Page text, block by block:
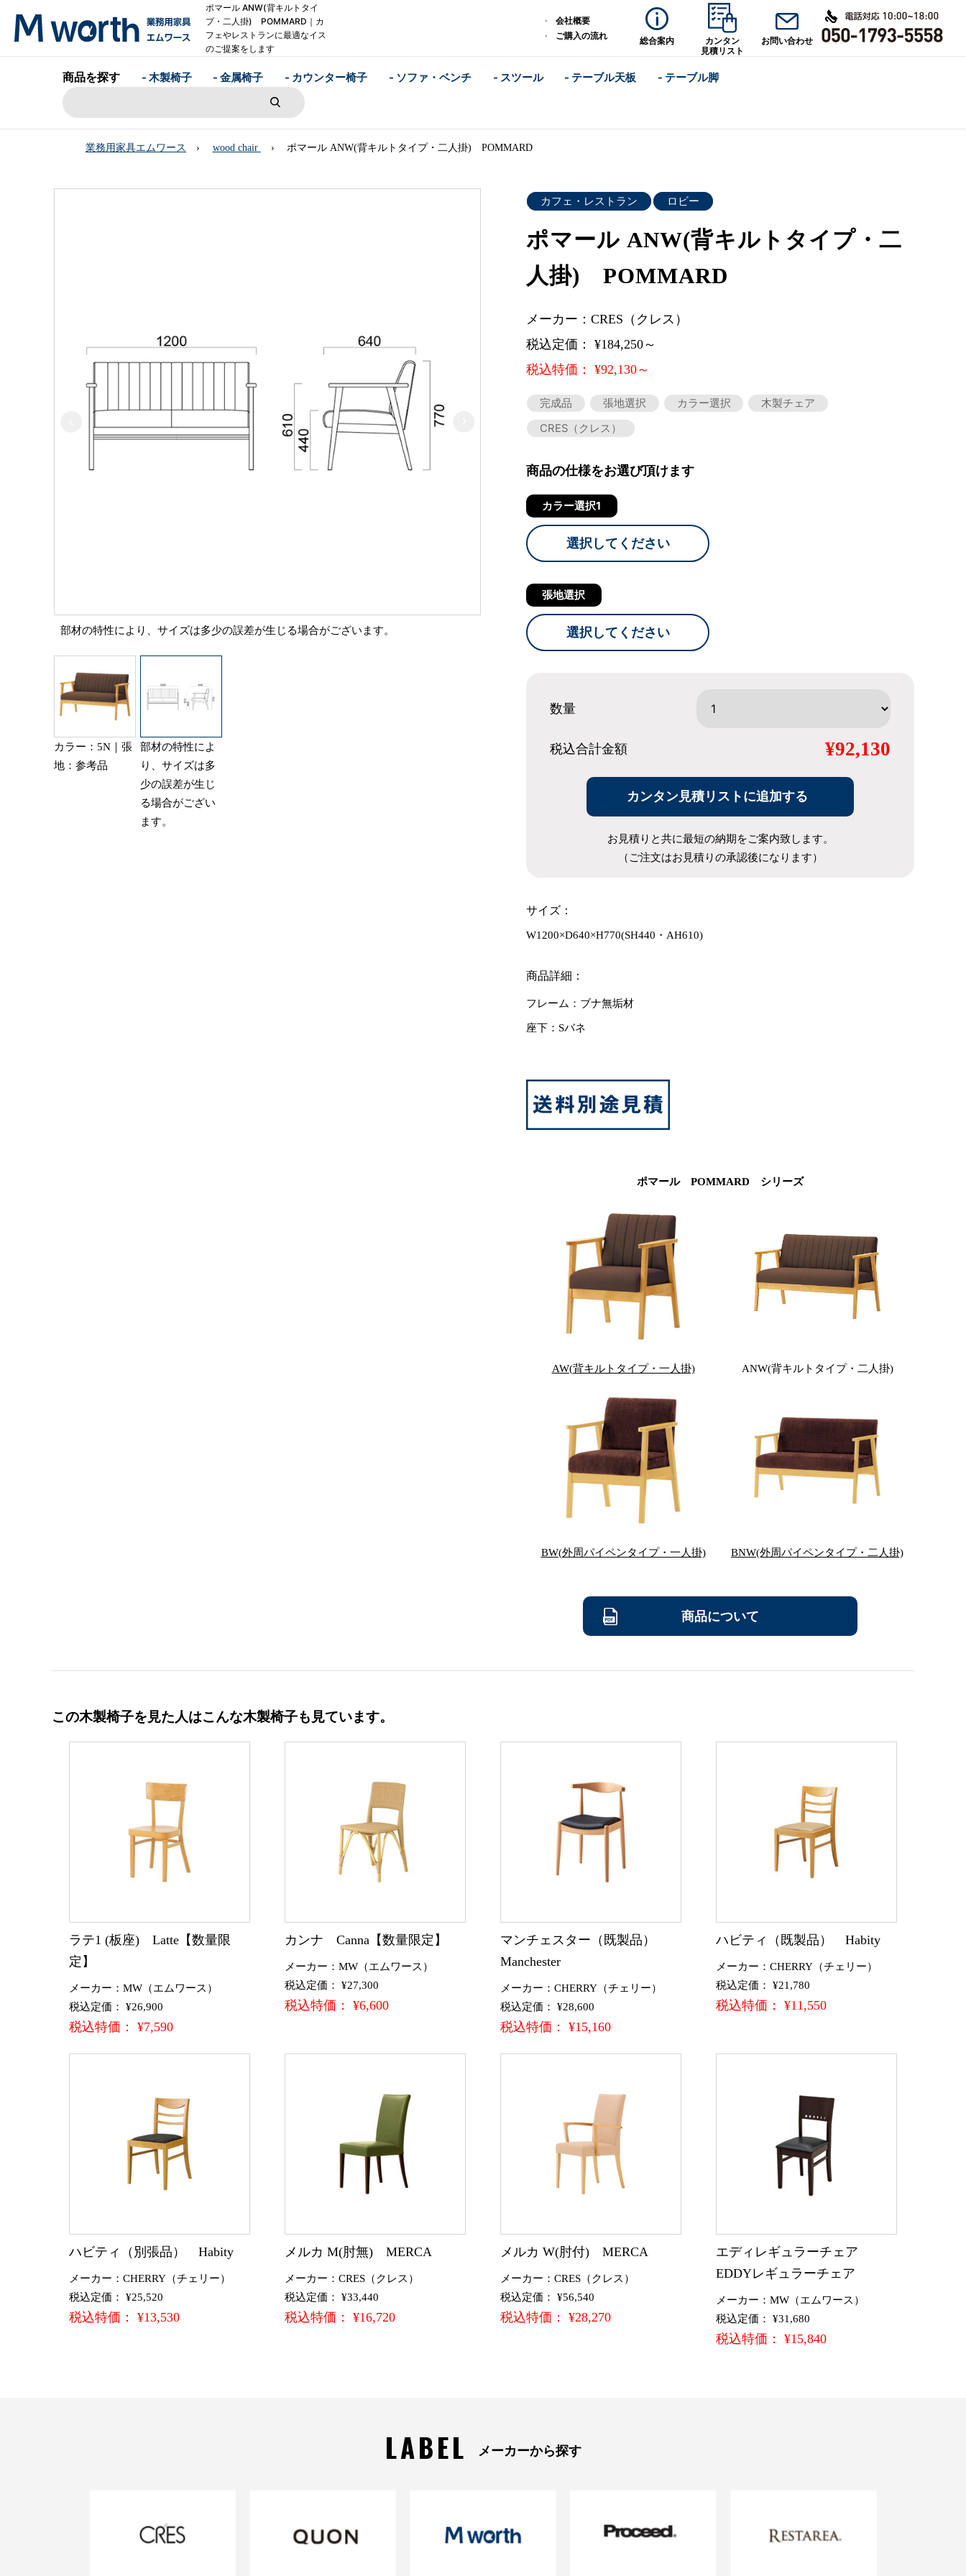
ポマール ANW(背キルトタイ
プ・二人掛) POMMARD｜カ
フェやレストランに最適なイス
のご提案をします
会社概要
ご購入の流れ
総合案内
カンタン
見積リスト
お問い合わせ
商品を探す - 木製椅子 - 金属椅子 - カウンター椅子 - ソファ・ベンチ - スツール - テーブル天板 - テーブル脚
業務用家具エムワース wood chair ポマール ANW(背キルトタイプ・二人掛) POMMARD
部材の特性により、サイズは多少の誤差が生じる場合がございます。
カラー：5N｜張
地：参考品
部材の特性によ
り、サイズは多
少の誤差が生じ
る場合がござい
ます。
カフェ・レストラン ロビー
ポマール ANW(背キルトタイプ・二
人掛) POMMARD
メーカー：CRES（クレス）
税込定価： ¥184,250～
税込特価： ¥92,130～
完成品 張地選択 カラー選択
木製チェア
CRES（クレス）
商品の仕様をお選び頂けます
カラー選択1
選択してください
張地選択
選択してください
数量
税込合計金額 ¥92,130
カンタン見積リストに追加する
お見積りと共に最短の納期をご案内致します。
（ご注文はお見積りの承認後になります）
サイズ：
W1200×D640×H770(SH440・AH610)
商品詳細：
フレーム：ブナ無垢材
座下：Sバネ
ポマール POMMARD シリーズ
AW(背キルトタイプ・一人掛) ANW(背キルトタイプ・二人掛)
BW(外周パイペンタイプ・一人掛) BNW(外周パイペンタイプ・二人掛)
商品について
この木製椅子を見た人はこんな木製椅子も見ています。
ラテ1 (板座) Latte【数量限
定】
メーカー：MW（エムワース）
税込定価： ¥26,900
税込特価： ¥7,590
カンナ Canna【数量限定】
メーカー：MW（エムワース）
税込定価： ¥27,300
税込特価： ¥6,600
マンチェスター（既製品）
Manchester
メーカー：CHERRY（チェリー）
税込定価： ¥28,600
税込特価： ¥15,160
ハビティ（既製品） Habity
メーカー：CHERRY（チェリー）
税込定価： ¥21,780
税込特価： ¥11,550
ハビティ（別張品） Habity
メーカー：CHERRY（チェリー）
税込定価： ¥25,520
税込特価： ¥13,530
メルカ M(肘無) MERCA
メーカー：CRES（クレス）
税込定価： ¥33,440
税込特価： ¥16,720
メルカ W(肘付) MERCA
メーカー：CRES（クレス）
税込定価： ¥56,540
税込特価： ¥28,270
エディレギュラーチェア
EDDYレギュラーチェア
メーカー：MW（エムワース）
税込定価： ¥31,680
税込特価： ¥15,840
LABEL メーカーから探す